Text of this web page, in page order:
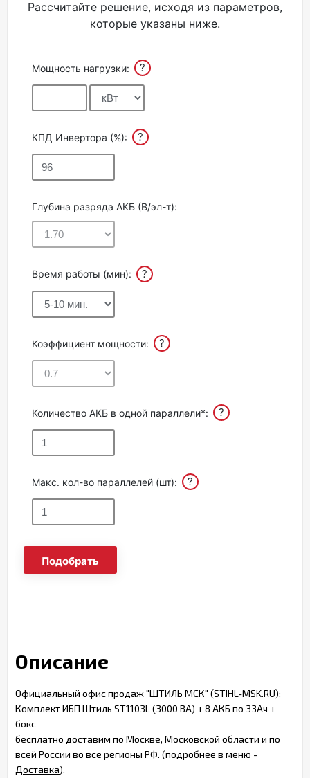
Рассчитайте решение, исходя из параметров,
которые указаны ниже.
Мощность нагрузки: ?
КПД Инвертора (%): ?
Глубина разряда АКБ (В/эл-т):
Время работы (мин): ?
Коэффициент мощности: ?
Количество АКБ в одной параллели*: ?
Макс. кол-во параллелей (шт): ?
Подобрать
Описание
Официальный офис продаж "ШТИЛЬ МСК" (STIHL-MSK.RU):
Комплект ИБП Штиль ST1103L (3000 ВА) + 8 АКБ по 33Ач +
бокс
бесплатно доставим по Москве, Московской области и по
всей России во все регионы РФ. (подробнее в меню -
Доставка).